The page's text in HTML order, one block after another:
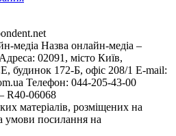
медіа Назва онлайн-медіа –
02091, місто Київ,
172-Б, офіс 208/1 E-mail:
Телефон: 044-205-43-00
R40-06068
матеріалів, розміщених на
умови посилання на